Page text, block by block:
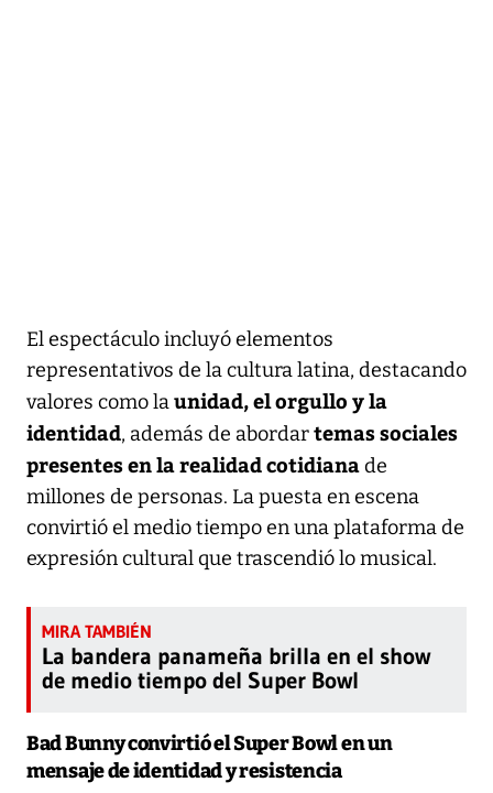
El espectáculo incluyó elementos
representativos de la cultura latina, destacando
valores como launidad, el orgullo y la
identidad, además de abordartemas sociales
presentes en la realidad cotidianade
millones de personas. La puesta en escena
convirtió el medio tiempo en una plataforma de
expresión cultural que trascendió lo musical.
La bandera panameña brilla en el show
de medio tiempo del Super Bowl
Bad Bunny convirtió el Super Bowl en un
mensaje de identidad y resistencia